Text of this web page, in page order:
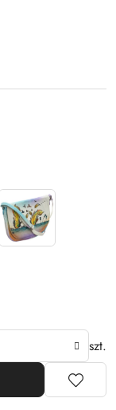
szt.